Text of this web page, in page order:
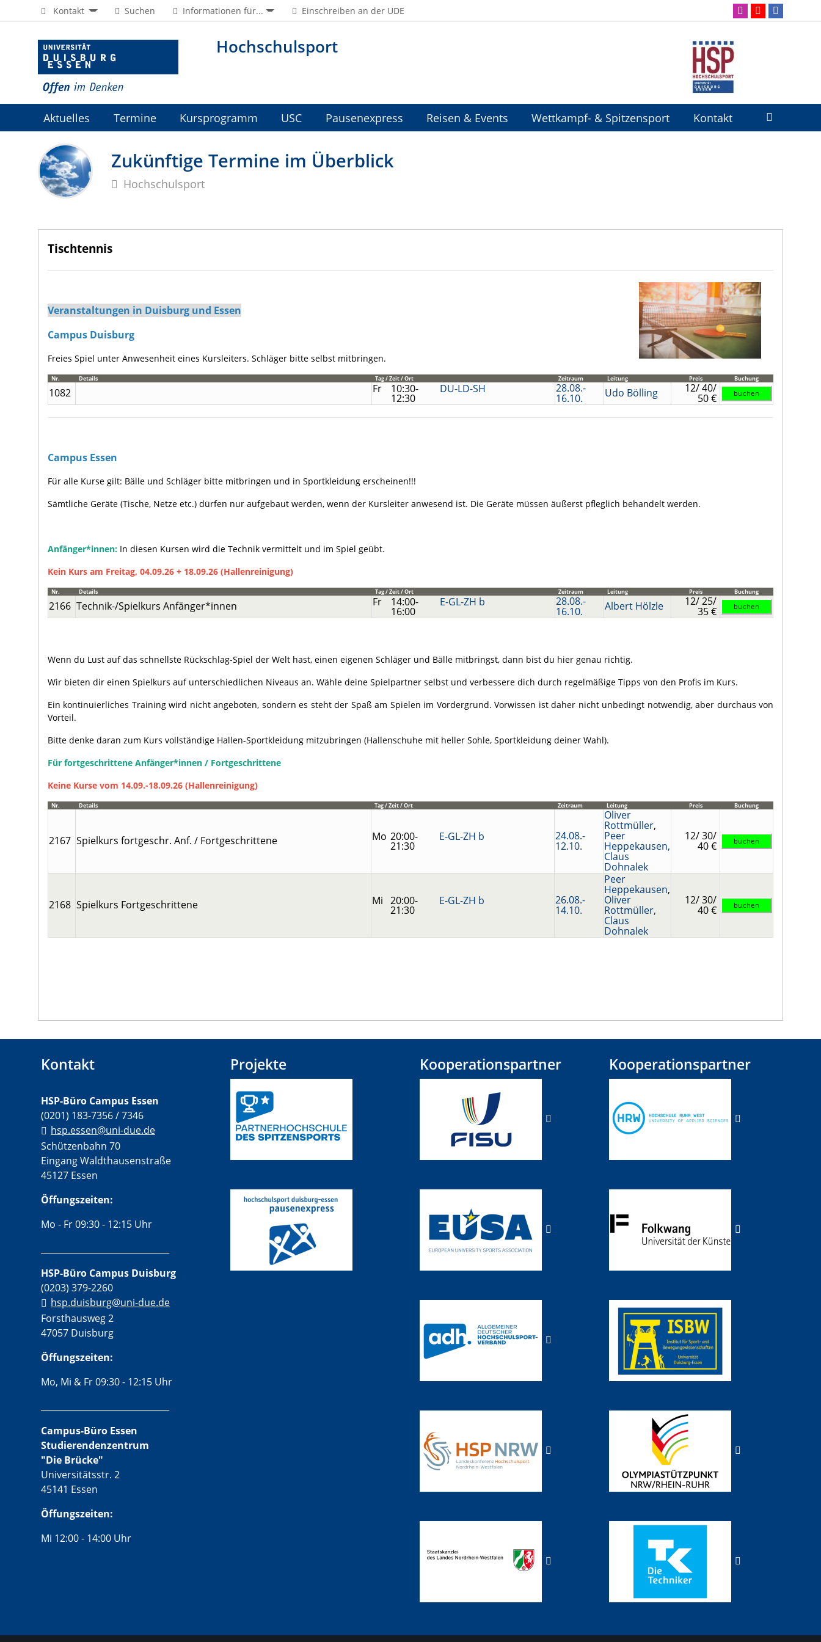
Hochschulsport
Kontakt Suchen Informationen für... Einschreiben an der UDE
Aktuelles Termine Kursprogramm USC Pausenexpress Reisen & Events Wettkampf- & Spitzensport
Kontakt
Jobs
Zukünftige Termine im Überblick
Hochschulsport
Tischtennis
Veranstaltungen in Duisburg und Essen
Campus Duisburg
Freies Spiel unter Anwesenheit eines Kursleiters. Schläger bitte selbst mitbringen.
Nr. Details Tag / Zeit / Ort Zeitraum Leitung Preis Buchung
1082 Fr 10:30-
12:30
DU-LD-SH 28.08.-
16.10. Udo Bölling 12/ 40/
50 €
Campus Essen
Für alle Kurse gilt: Bälle und Schläger bitte mitbringen und in Sportkleidung erscheinen!!!
Sämtliche Geräte (Tische, Netze etc.) dürfen nur aufgebaut werden, wenn der Kursleiter an­wesend ist. Die Geräte müssen äußerst pfleglich behan­delt wer­den.
Anfänger*innen: In diesen Kursen wird die Technik vermittelt und im Spiel geübt.
Kein Kurs am Freitag, 04.09.26 + 18.09.26 (Hallenreinigung)
Nr. Details Tag / Zeit / Ort Zeitraum Leitung Preis Buchung
2166 Technik-/Spielkurs Anfänger*innen Fr 14:00-
16:00
E-GL-ZH b 28.08.-
16.10. Albert Hölzle 12/ 25/
35 €
Wenn du Lust auf das schnellste Rückschlag-Spiel der Welt hast, einen eigenen Schläger und Bälle mitbringst, dann bist du hier genau richtig.
Wir bieten dir einen Spielkurs auf unterschiedlichen Niveaus an. Wähle deine Spielpartner selbst und verbessere dich durch regelmäßige Tipps von den Profis im Kurs.
Ein kontinuierliches Training wird nicht angeboten, sondern es steht der Spaß am Spielen im Vordergrund. Vorwissen ist daher nicht unbedingt notwendig, aber durchaus von
Vorteil.
Bitte denke daran zum Kurs vollständige Hallen-Sportkleidung mitzubringen (Hallenschuhe mit heller Sohle, Sportkleidung deiner Wahl).
Für fortgeschrittene Anfänger*innen / Fortgeschrittene
Keine Kurse vom 14.09.-18.09.26 (Hallenreinigung)
Nr. Details Tag / Zeit / Ort Zeitraum Leitung Preis Buchung
2167 Spielkurs fortgeschr. Anf. / Fortgeschrittene Mo 20:00-
21:30
E-GL-ZH b 24.08.-
12.10.
Oliver
Rottmüller,
Peer
Heppekausen,
Claus
Dohnalek
12/ 30/
40 €
2168 Spielkurs Fortgeschrittene Mi 20:00-
21:30
E-GL-ZH b 26.08.-
14.10.
Peer
Heppekausen,
Oliver
Rottmüller,
Claus
Dohnalek
12/ 30/
40 €
Kontakt
HSP-Büro Campus Essen
(0201) 183-7356 / 7346
hsp.essen@uni-due.de
Schützenbahn 70
Eingang Waldthausenstraße
45127 Essen
Öffungszeiten:
Mo - Fr 09:30 - 12:15 Uhr
HSP-Büro Campus Duisburg
(0203) 379-2260
hsp.duisburg@uni-due.de
Forsthausweg 2
47057 Duisburg
Öffungszeiten:
Mo, Mi & Fr 09:30 - 12:15 Uhr
Campus-Büro Essen
Studierendenzentrum
"Die Brücke"
Universitätsstr. 2
45141 Essen
Öffungszeiten:
Mi 12:00 - 14:00 Uhr
Projekte Kooperationspartner Kooperationspartner